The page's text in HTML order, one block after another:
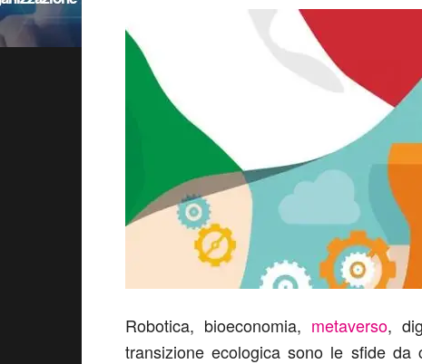
Robotica, bioeconomia, metaverso,
transizione ecologica sono le sfide